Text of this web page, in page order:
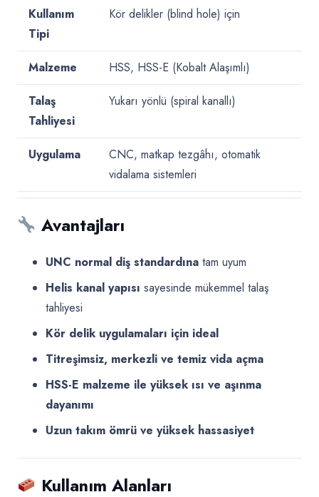
Kullanım
Tipi
Kör delikler (blind hole) için
Malzeme HSS, HSS-E (Kobalt Alaşımlı)
Talaş
Tahliyesi
Yukarı yönlü (spiral kanallı)
Uygulama
CNC, matkap tezgâhı, otomatik
vidalama sistemleri
Avantajları
UNC normal diş standardına tam uyum
Helis kanal yapısı sayesinde mükemmel talaş
tahliyesi
Kör delik uygulamaları için ideal
Titreşimsiz, merkezli ve temiz vida açma
HSS-E malzeme ile yüksek ısı ve aşınma
dayanımı
Uzun takım ömrü ve yüksek hassasiyet
Kullanım Alanları